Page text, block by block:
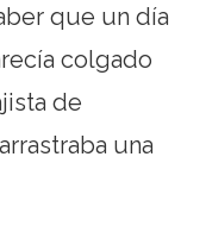
que un día
colgado
de
una